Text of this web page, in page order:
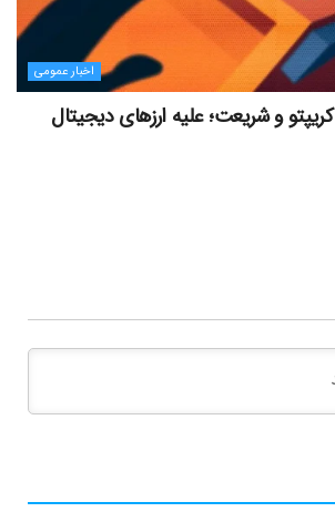
اخبار عمومی
و شریعت؛ علیه ارزهای دیجیتال